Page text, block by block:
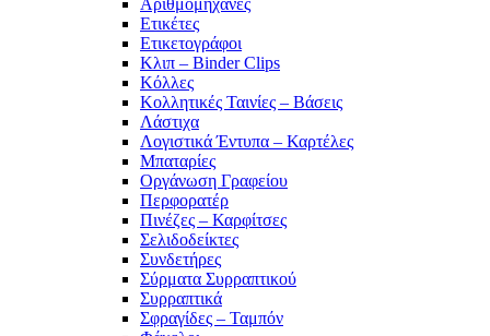
Ετικέτες
Ετικετογράφοι
Κλιπ – Binder Clips
Κόλλες
Κολλητικές Ταινίες – Βάσεις
Λάστιχα
Λογιστικά Έντυπα – Καρτέλες
Μπαταρίες
Οργάνωση Γραφείου
Περφορατέρ
Πινέζες – Καρφίτσες
Σελιδοδείκτες
Συνδετήρες
Σύρματα Συρραπτικού
Συρραπτικά
Σφραγίδες – Ταμπόν